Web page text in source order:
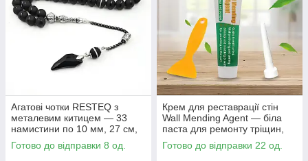
Агатові чотки RESTEQ з
металевим китицем — 33
намистини по 10 мм, 27 см,
чотки з агату
Готово до відправки 8 од.
Крем для реставрації стін
Wall Mending Agent — біла
паста для ремонту тріщин,
грибка та сколів
Готово до відправки 22 од.